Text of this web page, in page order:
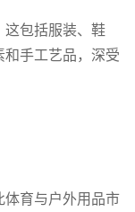
包括服装、鞋
手工艺品，深受
育与户外用品市